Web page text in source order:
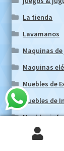
La tienda
Lavamanos
Maquinas
Maquinas
Muebles de
Muebles de
Muebles
Nuevos